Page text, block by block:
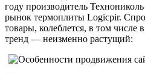
году производитель
рынок термоплиты Logicpir.
товары, колеблется, в том числе
тренд — неизменно растущий: